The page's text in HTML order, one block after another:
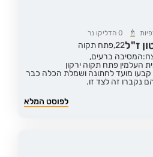
0הדליקו נר
ז"ל22,פתח תקוה
ברעים,
העלמין פתח תקוה ירקון
היו יחד 6 שנים, קבעו מועד לחתונה ושמלת הכלה כבר
נקברו זה לצד זו.
לפוסט המלא